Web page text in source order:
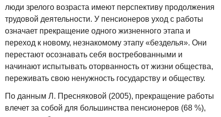
люди зрелого возраста имеют перспективу продолжения
трудовой деятельности. У пенсионеров уход с работы
означает прекращение одного жизненного этапа и
переход к новому, незнакомому этапу «безделья». Они
перестают осознавать себя востребованными и
начинают испытывать оторванность от жизни общества,
переживать свою ненужность государству и обществу.
По данным Л. Пресняковой (2005), прекращение работы
влечет за собой для большинства пенсионеров (68 %),